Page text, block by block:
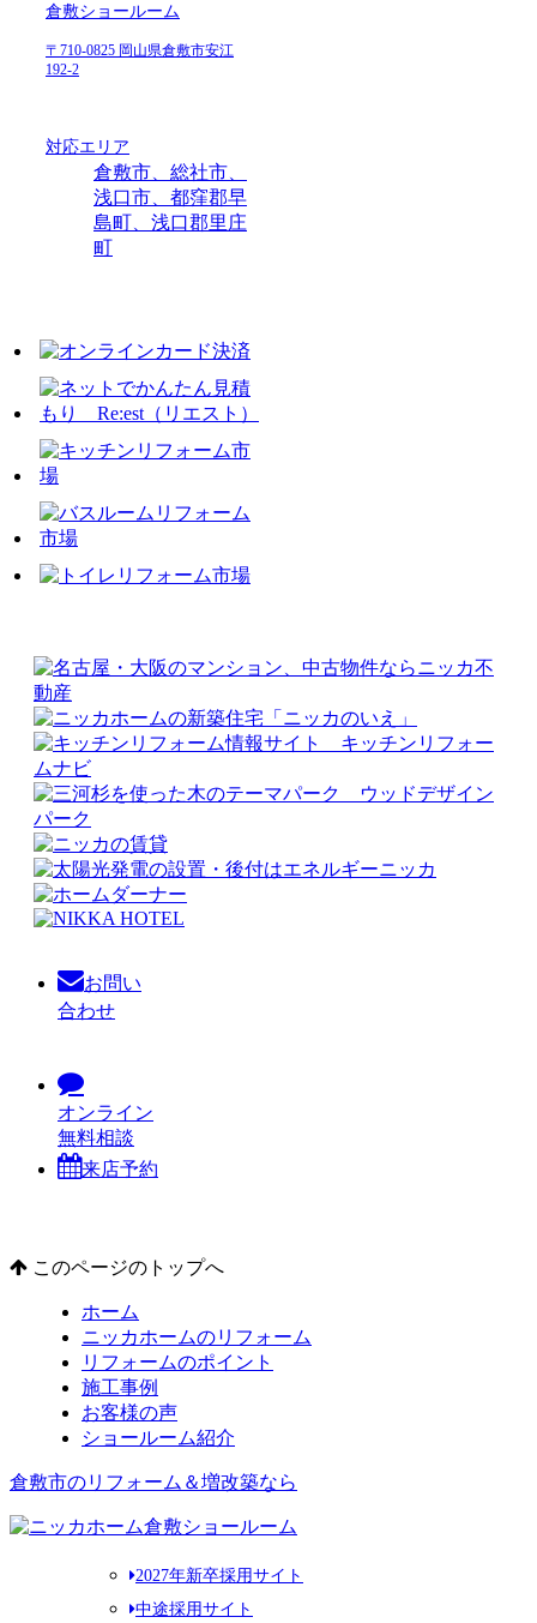
倉敷ショールーム
〒710-0825 岡山県倉敷市安江
192-2
対応エリア
倉敷市、総社市、
浅口市、都窪郡早
島町、浅口郡里庄
町
お問い
合わせ
オンライン
無料相談
来店予約
このページのトップへ
ホーム
ニッカホームのリフォーム
リフォームのポイント
施工事例
お客様の声
ショールーム紹介
倉敷市のリフォーム＆増改築なら
2027年新卒採用サイト
中途採用サイト